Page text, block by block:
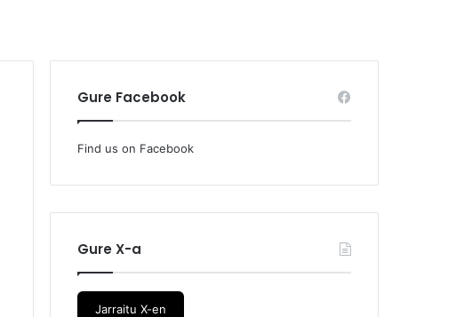
Gure Facebook
Find us on Facebook
Gure X-a
Jarraitu X-en